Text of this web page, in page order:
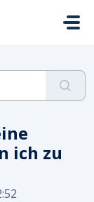
ich zu